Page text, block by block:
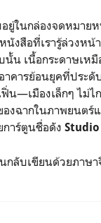
อยู่ในกล่องจดหมา
งสือที่เรารู้ล่วงหน้า
นั้น เนื้อกระดาษเห
าคารย้อนยุคที่ประดั
น—เมืองเล็กๆ ไม่ไ
งฉากในภาพยนตร์แ
าร์ตูนชื่อดัง
กลับเขียนด้วยภาษา